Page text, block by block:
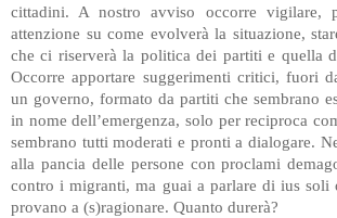
cittadini. A nostro avviso occorre vigilare,
attenzione su come evolverà la situazione,
che ci riserverà la politica dei partiti e quella
Occorre apportare suggerimenti critici, fuori
un governo, formato da partiti che sembrano
in nome dell’emergenza, solo per reciproca
sembrano tutti moderati e pronti a dialogare.
alla pancia delle persone con proclami
contro i migranti, ma guai a parlare di ius
provano a (s)ragionare. Quanto durerà?